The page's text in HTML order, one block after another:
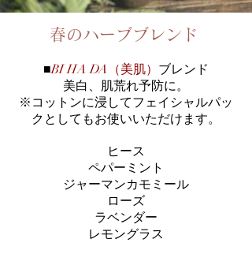
春のハーブブレンド
■BI HA DA（美肌） ブレンド
美白、肌荒れ予防に。
※コットンに浸してフェイシャルパッ
クとしてもお使いいただけます。
ヒース
ペパーミント
ジャーマンカモミール
ローズ
ラベンダー
レモングラス